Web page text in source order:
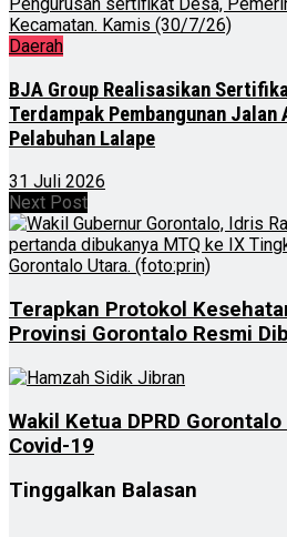
Daerah
BJA Group Realisasikan
Terdampak Pembangunan Jalan
Pelabuhan Lalape
31 Juli 2026
Next Post
Terapkan Protokol
Provinsi Gorontalo Resmi
Wakil Ketua DPRD
Covid-19
Tinggalkan Balasan